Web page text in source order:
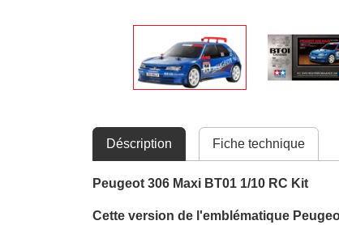
Déscription Fiche technique
Peugeot 306 Maxi BT01 1/10 RC Kit
Cette version de l'emblématique